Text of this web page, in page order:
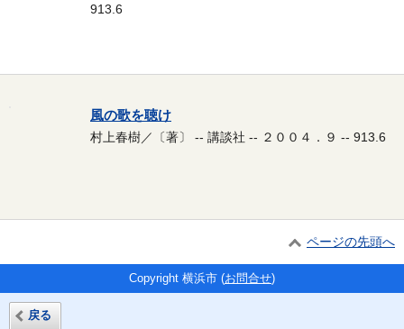
913.6
風の歌を聴け
村上春樹／〔著〕 -- 講談社 -- ２００４．９ -- 913.6
ページの先頭へ
戻る
Copyright 横浜市 (お問合せ)